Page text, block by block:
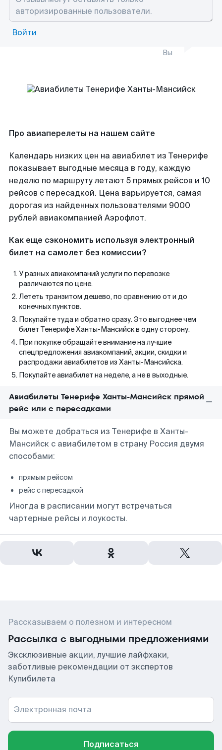
Войти
Вы
Про авиаперелеты на нашем сайте
Календарь низких цен на авиабилет из Тенерифе
показывает выгодные месяца в году, каждую
неделю по маршруту летают 5 прямых рейсов и 10
рейсов с пересадкой. Цена варьируется, самая
дорогая из найденных пользователями 9000
рублей авиакомпанией Аэрофлот.
Как еще сэкономить используя электронный
билет на самолет без комиссии?
У разных авиакомпаний услуги по перевозке
различаются по цене.
Лететь транзитом дешево, по сравнению от и до
конечных пунктов.
Покупайте туда и обратно сразу. Это выгоднее чем
билет Тенерифе Ханты-Мансийск в одну сторону.
При покупке обращайте внимание на лучшие
спецпредложения авиакомпаний, акции, скидки и
распродажи авиабилетов из Ханты-Мансийска.
Покупайте авиабилет на неделе, а не в выходные.
Авиабилеты Тенерифе Ханты-Мансийск прямой
рейс или с пересадками
Вы можете добраться из Тенерифе в Ханты-
Мансийск с авиабилетом в страну Россия двумя
способами:
прямым рейсом
рейс с пересадкой
Иногда в расписании могут встречаться
чартерные рейсы и лоукосты.
Рассказываем о полезном и интересном
Рассылка с выгодными предложениями
Эксклюзивные акции, лучшие лайфхаки,
заботливые рекомендации от экспертов
Купибилета
Электронная почта
Подписаться